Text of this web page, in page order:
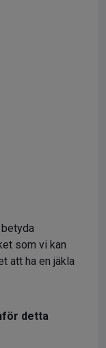
som vi kan
att ha en jäkla
detta